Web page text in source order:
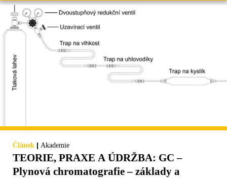
Článek | Akademie
TEORIE, PRAXE A ÚDRŽBA: GC –
Plynová chromatografie – základy a